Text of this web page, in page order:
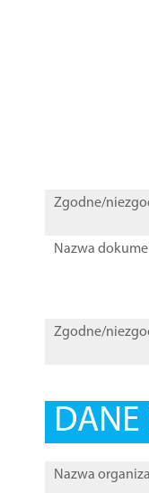
Zgodne/
Nazwa
Zgodne/
DANE
Nazwa